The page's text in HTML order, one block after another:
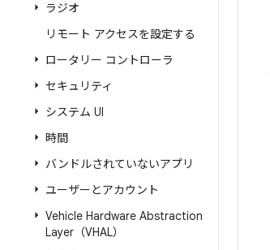
ラジオ
リモート アクセスを設定する
ロータリー コントローラ
セキュリティ
システム UI
時間
バンドルされていないアプリ
ユーザーとアカウント
Vehicle Hardware Abstraction
Layer（VHAL）